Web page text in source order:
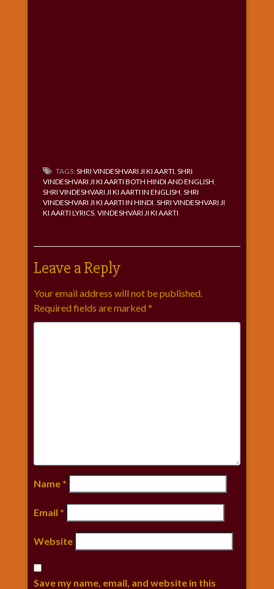
TAGS: SHRI VINDESHVARI JI KI AARTI, SHRI
VINDESHVARI JI KI AARTI BOTH HINDI AND ENGLISH,
SHRI VINDESHVARI JI KI AARTI IN ENGLISH, SHRI
VINDESHVARI JI KI AARTI IN HINDI, SHRI VINDESHVARI JI
KI AARTI LYRICS, VINDESHVARI JI KI AARTI
Leave a Reply
Your email address will not be published.
Required fields are marked *
Name *
Email *
Website
Save my name, email, and website in this